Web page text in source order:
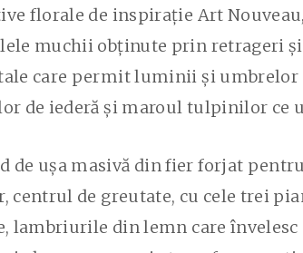
florale de inspirație Art
muchii obținute prin retrageri și
care permit luminii și umbrelor
de iederă și maroul tulpinilor ce
de ușa masivă din fier forjat
centrul de greutate, cu cele trei
lambriurile din lemn care